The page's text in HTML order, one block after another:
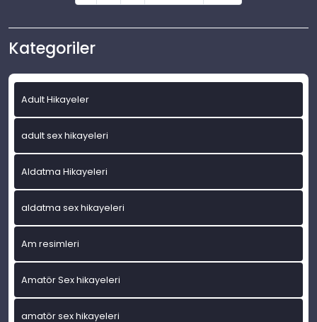
Kategoriler
Adult Hikayeler
adult sex hikayeleri
Aldatma Hikayeleri
aldatma sex hikayeleri
Am resimleri
Amatör Sex hikayeleri
amatör sex hikayeleri